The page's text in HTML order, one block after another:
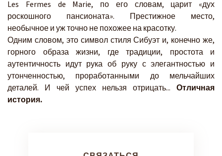
Les Fermes de Marie, по его словам, царит «дух
роскошного пансионата». Престижное место,
необычное и уж точно не похожее на красотку.
Одним словом, это символ стиля Сибуэт и, конечно же,
горного образа жизни, где традиции, простота и
аутентичность идут рука об руку с элегантностью и
утонченностью, проработанными до мельчайших
деталей. И чей успех нельзя отрицать... Отличная
история.